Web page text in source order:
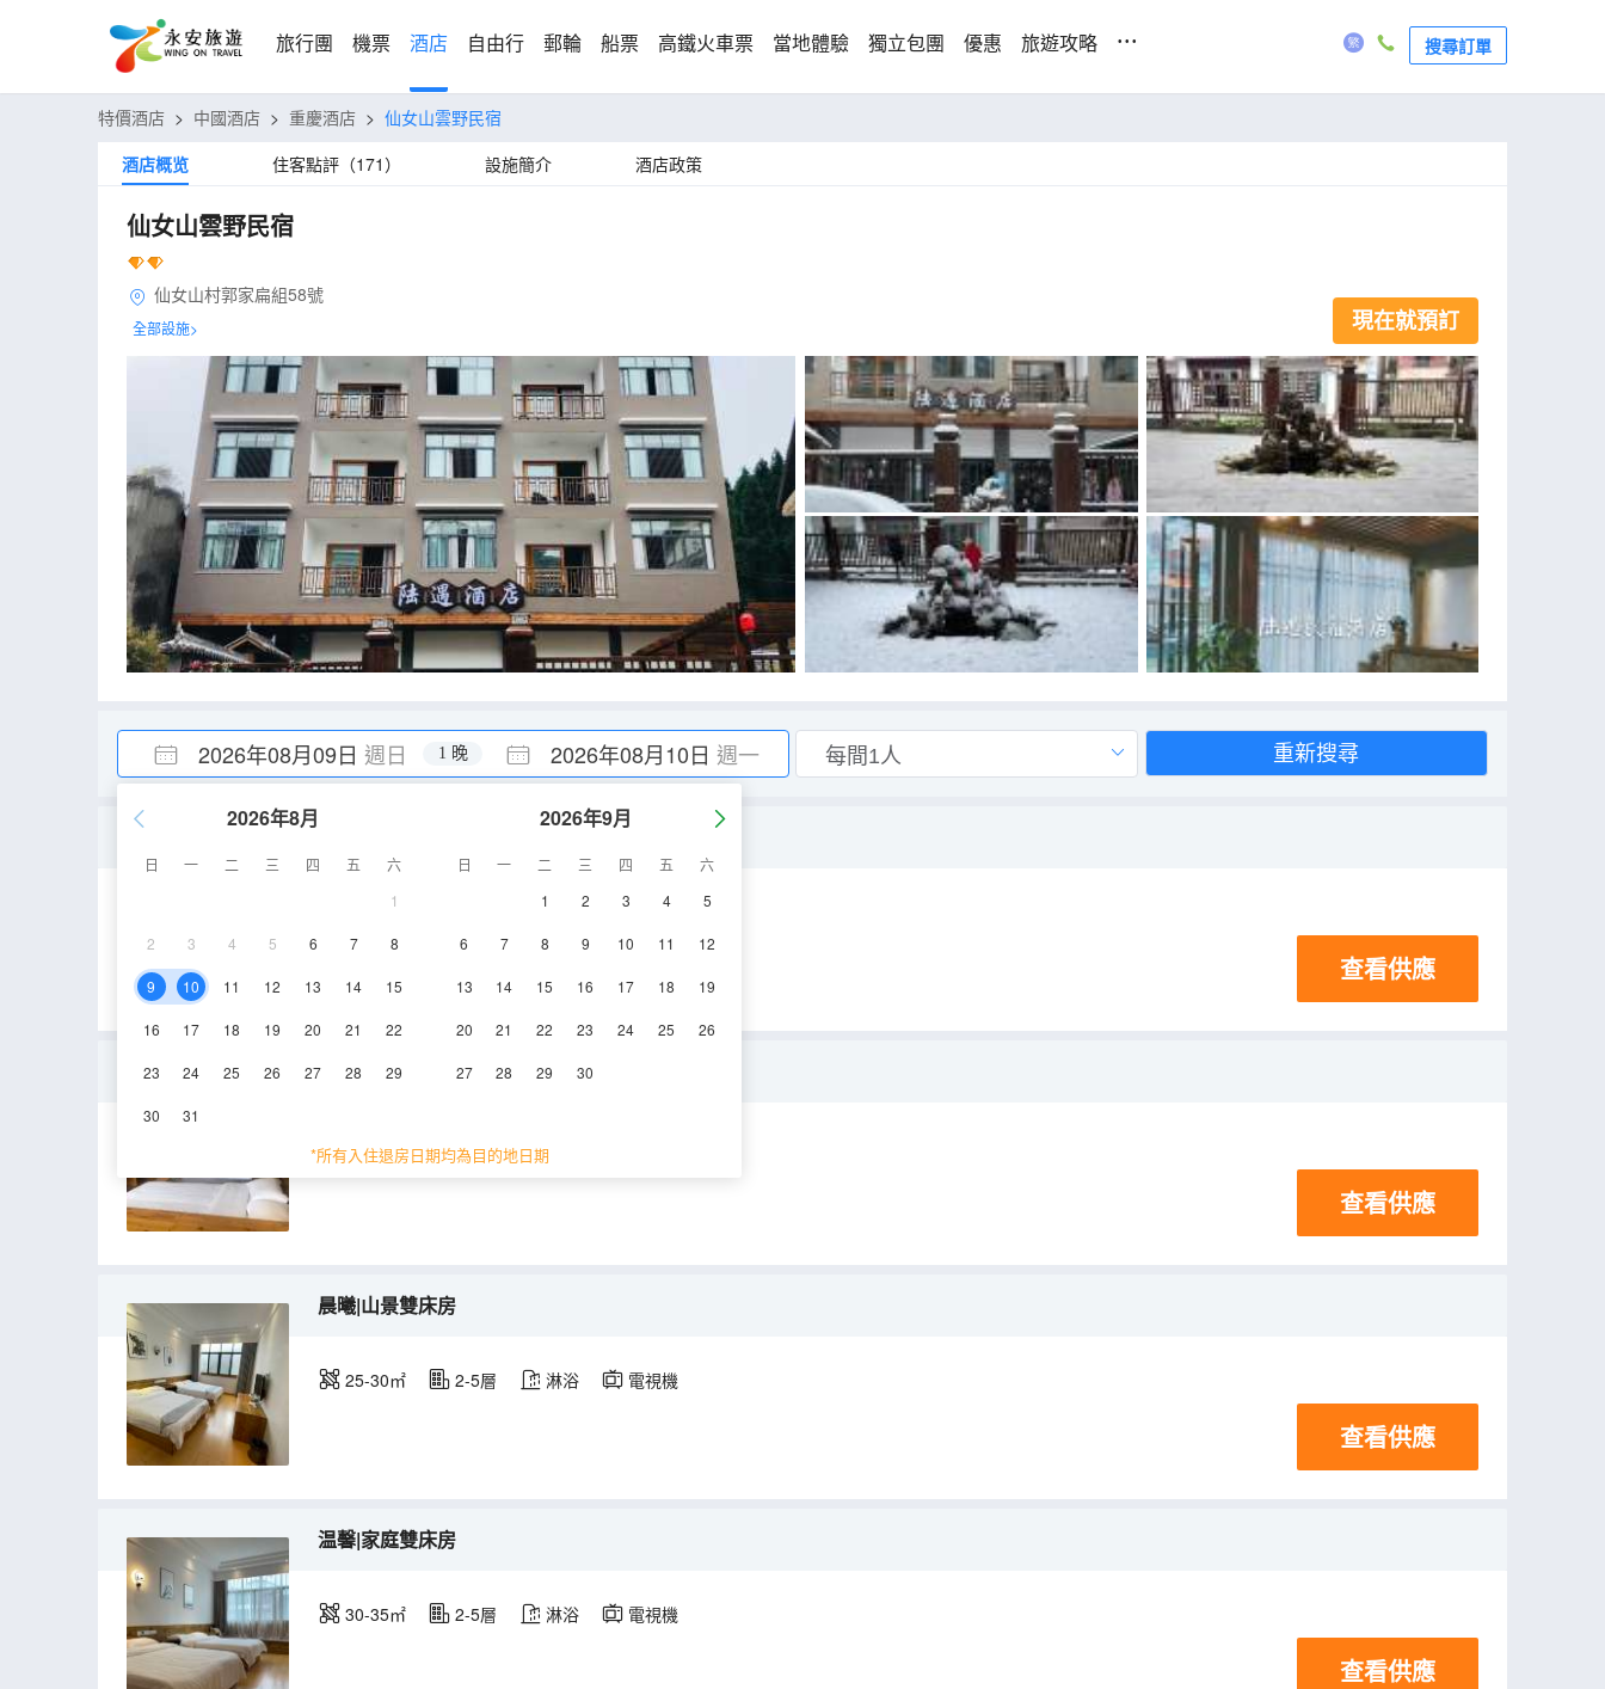
旅行團 機票 酒店 自由行 郵輪 船票 高鐵火車票 當地體驗 獨立包團 優惠 旅遊攻略 ... 搜尋訂單
特價酒店 > 中國酒店 > 重慶酒店 > 仙女山雲野民宿
酒店概览
住客點評（171） 設施簡介 酒店政策
仙女山雲野民宿
仙女山村郭家扁組58號
全部設施> 現在就預訂
2026年08月09日 週日 2026年08月10日 週一
1 晚
2026年8月
日 一 二 三 四 五
六
1
2 3 4 5 6 7 8
9 10 11 12 13 14 15
16 17 18 19 20 21 22
23 24 25 26 27 28 29
30 31
2026年9月
日 一 二 三 四 五
六
1
2 3 4 5
6 7 8 9 10 11 12
13 14 15 16 17 18 19
20 21 22 23 24 25 26
27 28 29 30
*所有入住退房日期均為目的地日期
重新搜尋
30-35㎡ 淋浴 電視機
查看供應
拾光|榻榻米雙床房
25-35㎡ 2-4層 淋浴
查看供應
晨曦|山景雙床房
25-30㎡ 2-5層 淋浴 電視機
查看供應
温馨|家庭雙床房
30-35㎡ 2-5層 淋浴 電視機
查看供應